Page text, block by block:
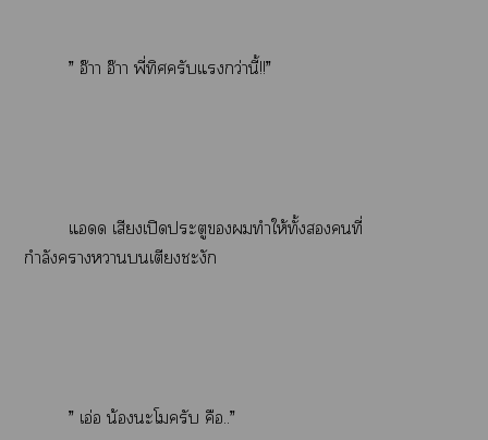
” อ๊าา อ๊าา พี่ทิศครับแกว่านี้!!”
แด เสียงเปิดประตูทำให้ทั้งคนที่
กำลังาาเตียงชะงัก
” เอ่อ น้องะโครับ คือ..”